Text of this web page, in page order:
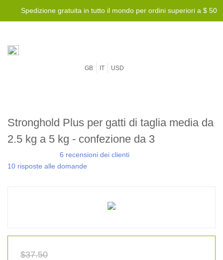
Spedizione gratuita in tutto il mondo per ordini superiori a $ 50
GB IT USD
Stronghold Plus per gatti di taglia media da
2.5 kg a 5 kg - confezione da 3
6 recensioni dei clienti
10 risposte alle domande
$37.50